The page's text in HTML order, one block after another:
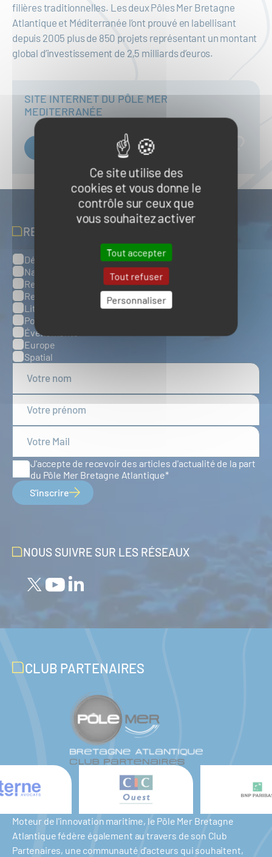
Ce site utilise des
cookies et vous donne le
contrôle sur ceux que
vous souhaitez activer
Tout accepter
Tout refuser
Personnaliser
filières traditionnelles. Les deux Pôles Mer Bretagne
Atlantique et Méditerranée l’ont prouvé en labellisant
depuis 2005 plus de 850 projets représentant un montant
global d’investissement de 2,5 milliards d’euros.
SITE INTERNET DU PÔLE MER
MEDITERRANÉE
RECEVOIR NOS ACTUALITÉS
Catégories
Défense, sûreté et sécurité maritimes
Naval et nautisme
Ressources énergétiques et minérales marines
Ressources biologiques marines
Littoral et environnement marins
Ports, infrastructures et logistique
Évènements
Europe
Spatial
J'accepte de recevoir des articles d'actualité de la part
du Pôle Mer Bretagne Atlantique
S'inscrire
NOUS SUIVRE SUR LES RÉSEAUX
CLUB PARTENAIRES
Moteur de l'innovation maritime, le Pôle Mer Bretagne
Atlantique fédère également au travers de son Club
Partenaires, une communauté d'acteurs qui souhaitent,